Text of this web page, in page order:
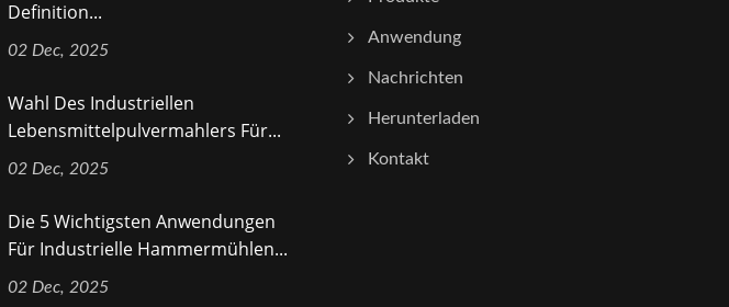
Definition...
02 Dec, 2025
Wahl Des Industriellen
Lebensmittelpulvermahlers Für...
02 Dec, 2025
Die 5 Wichtigsten Anwendungen
Für Industrielle Hammermühlen...
02 Dec, 2025
Anwendung
Nachrichten
Herunterladen
Kontakt